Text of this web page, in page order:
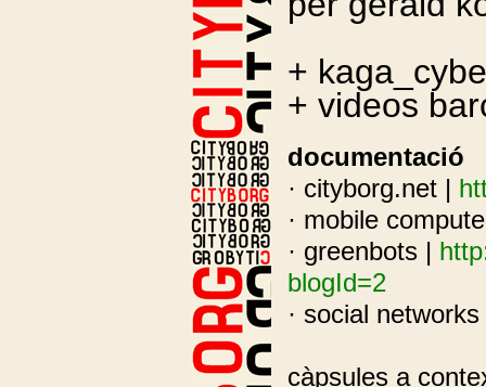
+
+ videos
documentació
· cityborg.net |
· mobile
· greenbots |
blogId=2
· social
càpsules a